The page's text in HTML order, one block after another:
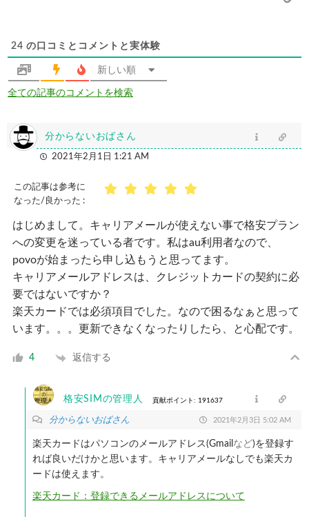
24 の口コミとコメントと実体験
新しい順
全ての記事のコメントを検索
分からないおばさん
2021年2月1日 1:21 AM
この記事は参考に
なった/良かった :
はじめまして。キャリアメールが使えない事で格安プラン
への変更を迷っている者です。私はau利用者なので、
povoが始まったら申し込もうと思ってます。
キャリアメールアドレスは、クレジットカードの契約に必
要ではないですか？
楽天カードでは必須項目でした。なので困るなぁと思って
います。。。更新できなくなったりしたら、と心配です。
4 返信する
格安SIMの管理人 貢献ポイント: 191637
分からないおばさん 2021年2月3日 5:02 AM
楽天カードはパソコンのメールアドレス(Gmail など)を登録す
れば良いだけかと思います。キャリアメールなしでも楽天カ
ードは使えます。
楽天カード：登録できるメールアドレスについて